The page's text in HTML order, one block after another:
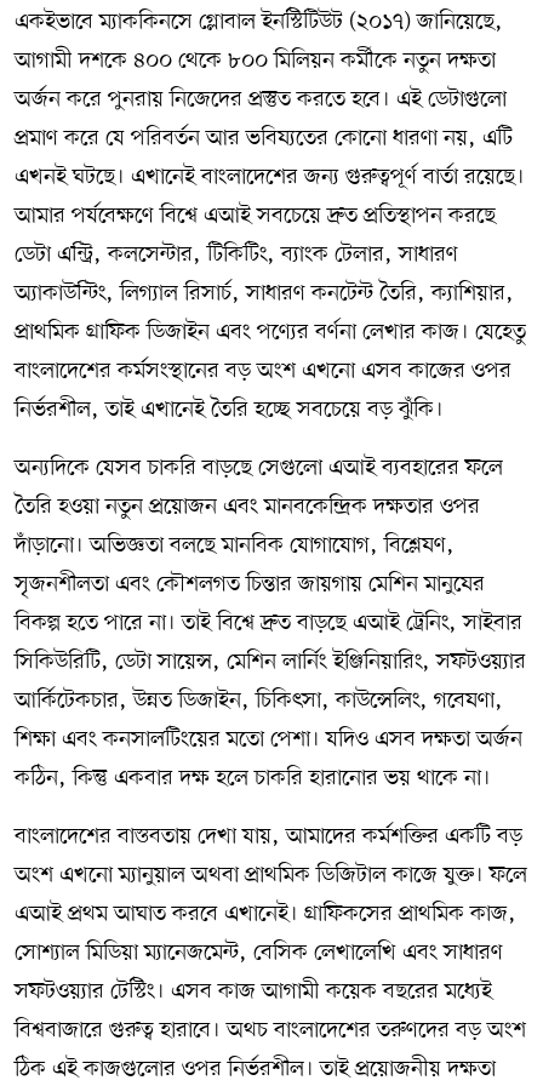
একইভাবে ম্যাককিনসে গ্লোবাল ইনস্টিটিউট (২০১৭) জানিয়েছে,
আগামী দশকে ৪০০ থেকে ৮০০ মিলিয়ন কর্মীকে নতুন দক্ষতা
অর্জন করে পুনরায় নিজেদের প্রস্তুত করতে হবে। এই ডেটাগুলো
প্রমাণ করে যে পরিবর্তন আর ভবিষ্যতের কোনো ধারণা নয়, এটি
এখনই ঘটছে। এখানেই বাংলাদেশের জন্য গুরুত্বপূর্ণ বার্তা রয়েছে।
আমার পর্যবেক্ষণে বিশ্বে এআই সবচেয়ে দ্রুত প্রতিস্থাপন করছে
ডেটা এন্ট্রি, কলসেন্টার, টিকিটিং, ব্যাংক টেলার, সাধারণ
অ্যাকাউন্টিং, লিগ্যাল রিসার্চ, সাধারণ কনটেন্ট তৈরি, ক্যাশিয়ার,
প্রাথমিক গ্রাফিক ডিজাইন এবং পণ্যের বর্ণনা লেখার কাজ। যেহেতু
বাংলাদেশের কর্মসংস্থানের বড় অংশ এখনো এসব কাজের ওপর
নির্ভরশীল, তাই এখানেই তৈরি হচ্ছে সবচেয়ে বড় ঝুঁকি।
অন্যদিকে যেসব চাকরি বাড়ছে সেগুলো এআই ব্যবহারের ফলে
তৈরি হওয়া নতুন প্রয়োজন এবং মানবকেন্দ্রিক দক্ষতার ওপর
দাঁড়ানো। অভিজ্ঞতা বলছে মানবিক যোগাযোগ, বিশ্লেষণ,
সৃজনশীলতা এবং কৌশলগত চিন্তার জায়গায় মেশিন মানুষের
বিকল্প হতে পারে না। তাই বিশ্বে দ্রুত বাড়ছে এআই ট্রেনিং, সাইবার
সিকিউরিটি, ডেটা সায়েন্স, মেশিন লার্নিং ইঞ্জিনিয়ারিং, সফটওয়্যার
আর্কিটেকচার, উন্নত ডিজাইন, চিকিৎসা, কাউন্সেলিং, গবেষণা,
শিক্ষা এবং কনসালটিংয়ের মতো পেশা। যদিও এসব দক্ষতা অর্জন
কঠিন, কিন্তু একবার দক্ষ হলে চাকরি হারানোর ভয় থাকে না।
বাংলাদেশের বাস্তবতায় দেখা যায়, আমাদের কর্মশক্তির একটি বড়
অংশ এখনো ম্যানুয়াল অথবা প্রাথমিক ডিজিটাল কাজে যুক্ত। ফলে
এআই প্রথম আঘাত করবে এখানেই। গ্রাফিকসের প্রাথমিক কাজ,
সোশ্যাল মিডিয়া ম্যানেজমেন্ট, বেসিক লেখালেখি এবং সাধারণ
সফটওয়্যার টেস্টিং। এসব কাজ আগামী কয়েক বছরের মধ্যেই
বিশ্ববাজারে গুরুত্ব হারাবে। অথচ বাংলাদেশের তরুণদের বড় অংশ
ঠিক এই কাজগুলোর ওপর নির্ভরশীল। তাই প্রয়োজনীয় দক্ষতা